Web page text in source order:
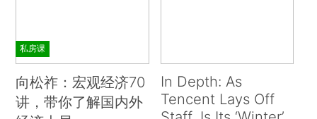
私房课
向松祚：宏观经济70
讲，带你了解国内外
In Depth: As
Tencent Lays Off